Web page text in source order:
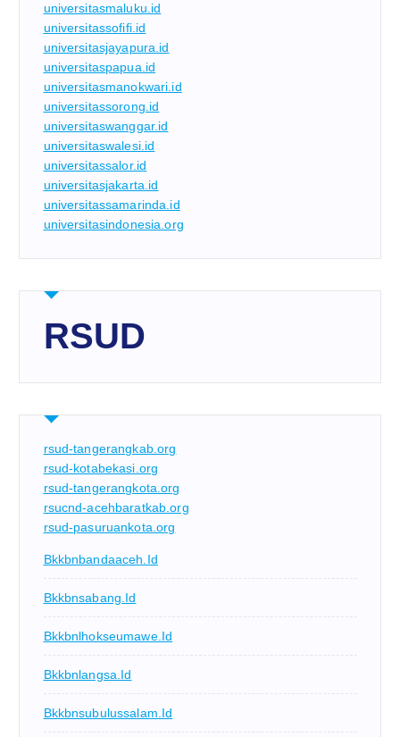
universitasmaluku.id
universitassofifi.id
universitasjayapura.id
universitaspapua.id
universitasmanokwari.id
universitassorong.id
universitaswanggar.id
universitaswalesi.id
universitassalor.id
universitasjakarta.id
universitassamarinda.id
universitasindonesia.org
RSUD
rsud-tangerangkab.org
rsud-kotabekasi.org
rsud-tangerangkota.org
rsucnd-acehbaratkab.org
rsud-pasuruankota.org
Bkkbnbandaaceh.id
Bkkbnsabang.id
Bkkbnlhokseumawe.id
Bkkbnlangsa.id
Bkkbnsubulussalam.id